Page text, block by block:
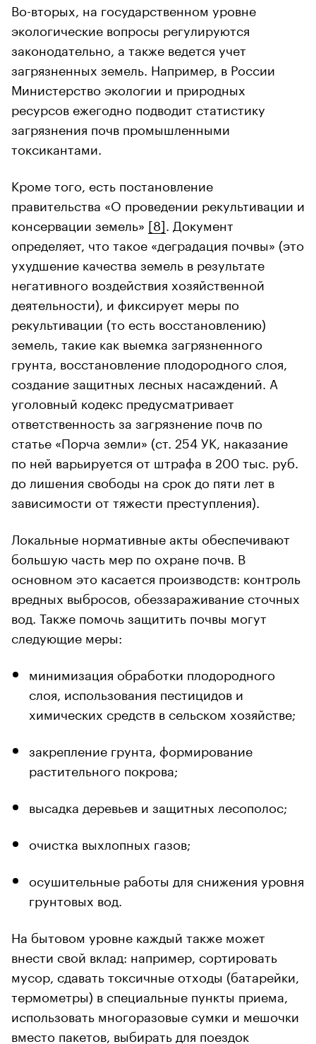
Во-вторых, на государственном уровне
экологические вопросы регулируются
законодательно, а также ведется учет
загрязненных земель. Например, в России
Министерство экологии и природных
ресурсов ежегодно подводит статистику
загрязнения почв промышленными
токсикантами.
Кроме того, есть постановление
правительства «О проведении рекультивации и
консервации земель» [8] . Документ
определяет, что такое «деградация почвы» (это
ухудшение качества земель в результате
негативного воздействия хозяйственной
деятельности), и фиксирует меры по
рекультивации (то есть восстановлению)
земель, такие как выемка загрязненного
грунта, восстановление плодородного слоя,
создание защитных лесных насаждений. А
уголовный кодекс предусматривает
ответственность за загрязнение почв по
статье «Порча земли» (ст. 254 УК, наказание
по ней варьируется от штрафа в 200 тыс. руб.
до лишения свободы на срок до пяти лет в
зависимости от тяжести преступления).
Локальные нормативные акты обеспечивают
большую часть мер по охране почв. В
основном это касается производств: контроль
вредных выбросов, обеззараживание сточных
вод. Также помочь защитить почвы могут
следующие меры:
минимизация обработки плодородного
слоя, использования пестицидов и
химических средств в сельском хозяйстве;
закрепление грунта, формирование
растительного покрова;
высадка деревьев и защитных лесополос;
очистка выхлопных газов;
осушительные работы для снижения уровня
грунтовых вод.
На бытовом уровне каждый также может
внести свой вклад: например, сортировать
мусор, сдавать токсичные отходы (батарейки,
термометры) в специальные пункты приема,
использовать многоразовые сумки и мешочки
вместо пакетов, выбирать для поездок